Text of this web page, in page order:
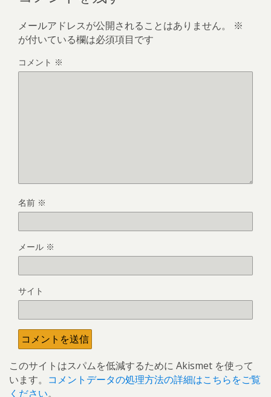
メールアドレスが公開されることはありません。
※
が付いている欄は必須項目です
コメント ※
名前 ※
メール ※
サイト
このサイトはスパムを低減するために Akismet を使って
います。 コメントデータの処理方法の詳細はこちらをご覧
ください。